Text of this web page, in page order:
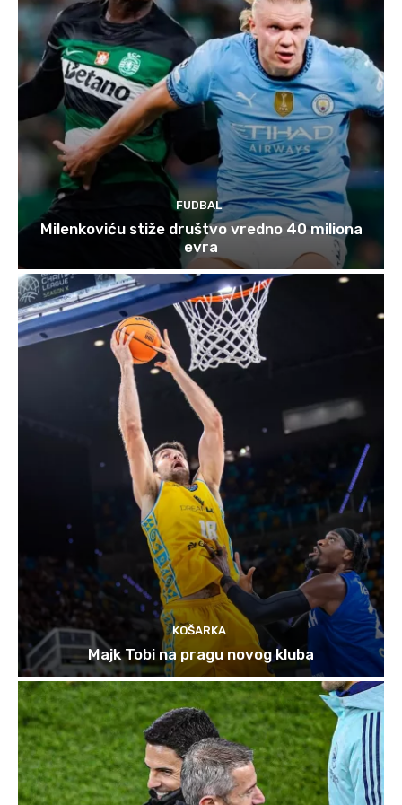
FUDBAL
Milenkoviću stiže društvo vredno 40 miliona
evra
KOŠARKA
Majk Tobi na pragu novog kluba